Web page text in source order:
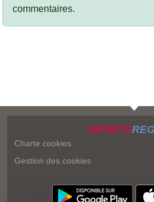
commentaires.
SPORTS
Charte cookies
Gestion des cookies